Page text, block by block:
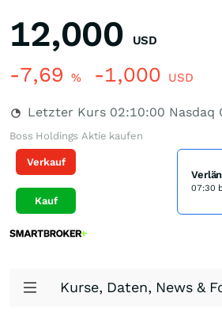
12,000 USD
-7,69 % -1,000 USD
Letzter Kurs 02:10:00 Nasdaq
Boss Holdings Aktie kaufen
Verkauf
Kauf
07:30
Kurse, Daten, News &